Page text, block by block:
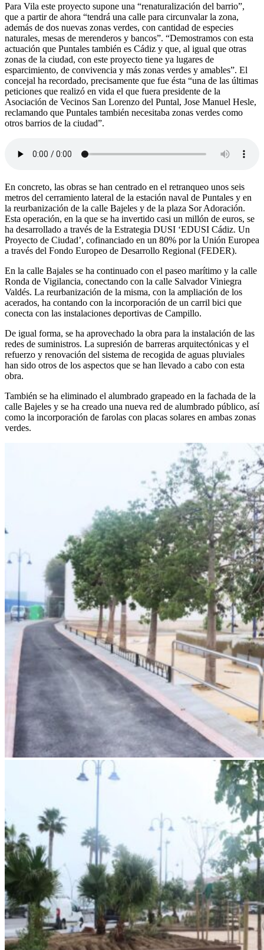
Para Vila este proyecto supone una “renaturalización del barrio”,
que a partir de ahora “tendrá una calle para circunvalar la zona,
además de dos nuevas zonas verdes, con cantidad de especies
naturales, mesas de merenderos y bancos”. “Demostramos con esta
actuación que Puntales también es Cádiz y que, al igual que otras
zonas de la ciudad, con este proyecto tiene ya lugares de
esparcimiento, de convivencia y más zonas verdes y amables”. El
concejal ha recordado, precisamente que fue ésta “una de las últimas
peticiones que realizó en vida el que fuera presidente de la
Asociación de Vecinos San Lorenzo del Puntal, Jose Manuel Hesle,
reclamando que Puntales también necesitaba zonas verdes como
otros barrios de la ciudad”.
En concreto, las obras se han centrado en el retranqueo unos seis
metros del cerramiento lateral de la estación naval de Puntales y en
la reurbanización de la calle Bajeles y de la plaza Sor Adoración.
Esta operación, en la que se ha invertido casi un millón de euros, se
ha desarrollado a través de la Estrategia DUSI ‘EDUSI Cádiz. Un
Proyecto de Ciudad’, cofinanciado en un 80% por la Unión Europea
a través del Fondo Europeo de Desarrollo Regional (FEDER).
En la calle Bajales se ha continuado con el paseo marítimo y la calle
Ronda de Vigilancia, conectando con la calle Salvador Viniegra
Valdés. La reurbanización de la misma, con la ampliación de los
acerados, ha contando con la incorporación de un carril bici que
conecta con las instalaciones deportivas de Campillo.
De igual forma, se ha aprovechado la obra para la instalación de las
redes de suministros. La supresión de barreras arquitectónicas y el
refuerzo y renovación del sistema de recogida de aguas pluviales
han sido otros de los aspectos que se han llevado a cabo con esta
obra.
También se ha eliminado el alumbrado grapeado en la fachada de la
calle Bajeles y se ha creado una nueva red de alumbrado público, así
como la incorporación de farolas con placas solares en ambas zonas
verdes.